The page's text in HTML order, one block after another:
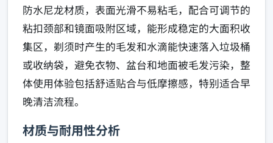
防水尼龙材质，表面光滑不易粘毛，配合可调节的
粘扣颈部和镜面吸附区域，能形成稳定的大面积收
集区，剃须时产生的毛发和水滴能快速落入垃圾桶
或收纳袋，避免衣物、盆台和地面被毛发污染，整
体使用体验包括舒适贴合与低摩擦感，特别适合早
晚清洁流程。
材质与耐用性分析